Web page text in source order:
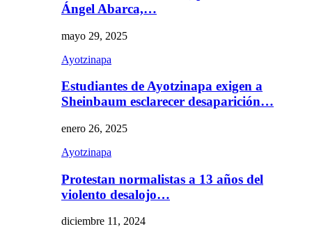
Ángel Abarca,…
mayo 29, 2025
Ayotzinapa
Estudiantes de Ayotzinapa exigen a
Sheinbaum esclarecer desaparición…
enero 26, 2025
Ayotzinapa
Protestan normalistas a 13 años del
violento desalojo…
diciembre 11, 2024